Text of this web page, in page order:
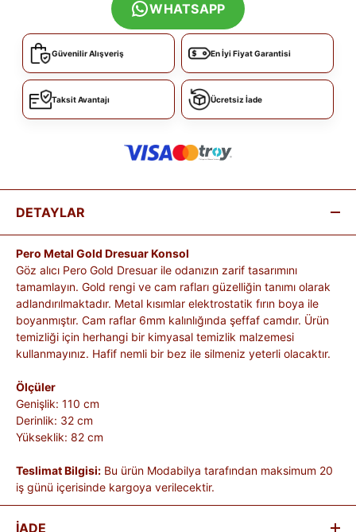
WHATSAPP
Güvenilir Alışveriş En İyi Fiyat Garantisi
Taksit Avantajı Ücretsiz İade
DETAYLAR
Pero Metal Gold Dresuar Konsol
Göz alıcı Pero Gold Dresuar ile odanızın zarif tasarımını
tamamlayın. Gold rengi ve cam rafları güzelliğin tanımı olarak
adlandırılmaktadır. Metal kısımlar elektrostatik fırın boya ile
boyanmıştır. Cam raflar 6mm kalınlığında şeffaf camdır. Ürün
temizliği için herhangi bir kimyasal temizlik malzemesi
kullanmayınız. Hafif nemli bir bez ile silmeniz yeterli olacaktır.
Ölçüler
Genişlik: 110 cm
Derinlik: 32 cm
Yükseklik: 82 cm
Teslimat Bilgisi: Bu ürün Modabilya tarafından maksimum 20
iş günü içerisinde kargoya verilecektir.
İADE